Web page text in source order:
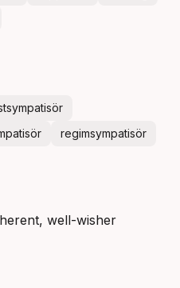
regimsympatisör
well-wisher